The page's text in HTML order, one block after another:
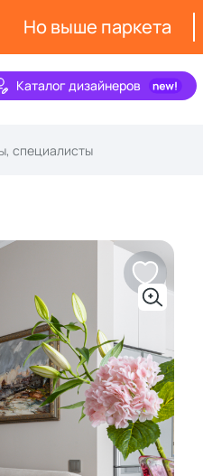
Но выше паркета
Каталог дизайнеров